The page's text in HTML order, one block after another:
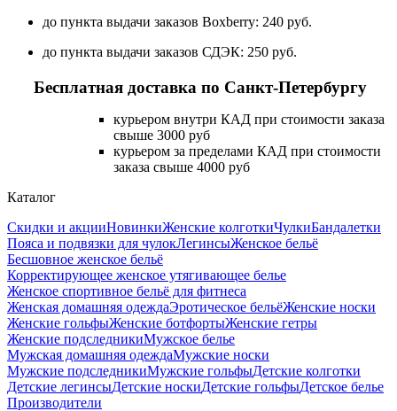
до пункта выдачи заказов Boxberry: 240 руб.
до пункта выдачи заказов СДЭК: 250 руб.
Бесплатная доставка по Санкт-Петербургу
курьером внутри КАД при стоимости заказа
свыше 3000 руб
курьером за пределами КАД при стоимости
заказа свыше 4000 руб
Каталог
Скидки и акцииНовинкиЖенские колготкиЧулкиБандалетки
Пояса и подвязки для чулокЛегинсыЖенское бельё
Бесшовное женское бельё
Корректирующее женское утягивающее белье
Женское спортивное бельё для фитнеса
Женская домашняя одеждаЭротическое бельёЖенские носки
Женские гольфыЖенские ботфортыЖенские гетры
Женские подследникиМужское белье
Мужская домашняя одеждаМужские носки
Мужские подследникиМужские гольфыДетские колготки
Детские легинсыДетские носкиДетские гольфыДетское белье
Производители